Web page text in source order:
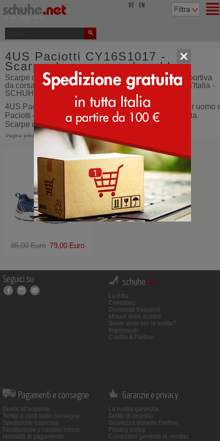
DE EN
4US Paciotti CY16S1017 -
Scarpe da corsa - colore blu
Scarpe da corsa - 4US Paciotti CY16S1017 scarpa sportiva
da corsa per uomo - colore blu - calzature - ordina dall'Italia -
SCHUHE.net
4US Paciotti CY16S1017 scarpa sportiva da corsa per uomo
Paciotti 4US. Super leggere, con la suola ammortizzata.
Scarpe da corsa
Pagina principale>4US Paciotti> CY16S1017
85,00 Euro79,00 Euro
Seguici su schuhe.net
La ditta
Contattaci
Domande frequenti
Misure delle scarpe
Serve aiuto per la scelta?
Impressum
Credits & Partner
Pagamenti e consegne
Guida all'acquisto
Tempi e costi delle consegne
Spedizione espressa
Restituzione o cambio merce
Modalità di pagamento
Garanzie e privacy
La nostra garanzia
Diritto di recesso
Sicurezza durante l'ordine
Privacy policy
Condizioni generali di vendita